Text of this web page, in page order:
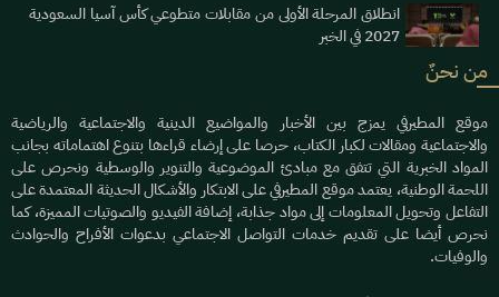
انطلاق المرحلة الأولى من مقابلات متطوعي كأس آسيا السعودية
2027 في الخبر
من نحنٌ
موقع المطيرفي يمزج بين الأخبار والمواضيع الدينية والاجتماعية والرياضية
والاجتماعية ومقالات لكبار الكتاب، حرصا على إرضاء قراءها بتنوع اهتماماته بجانب
المواد الخبرية التي تتفق مع مبادئ الموضوعية والتنوير والوسطية ونحرص على
اللحمة الوطنية، يعتمد موقع المطيرفي على الابتكار والأشكال الحديثة المعتمدة على
التفاعل وتحويل المعلومات إلى مواد جذابة، إضافة الفيديو والصوتيات المميزة، كما
نحرص أيضا على تقديم خدمات التواصل الاجتماعي بدعوات الأفراح والحوادث
والوفيات.